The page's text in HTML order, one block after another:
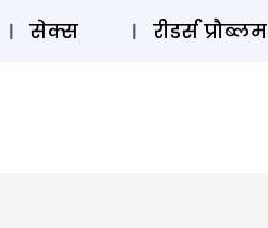
सेक्स रीडर्स प्रौब्लम